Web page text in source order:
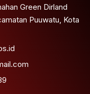
Green Dirland
Puuwatu, Kota